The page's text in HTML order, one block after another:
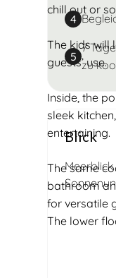
chill out or
The kids will
guests’ use.
Inside, the
sleek
entertaining.
The same
bathroom
for versatile
The lower
4
5
7
zu
Blick
Meerblick